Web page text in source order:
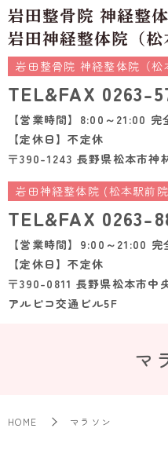
岩田整骨院 神経整体院（松
TEL&FAX 0263-
【営業時間】8:00～21:00 完
【定休日】不定休
〒390-1243 長野県松本市神
岩田神経整体院 (松本駅前
TEL&FAX 0263-
【営業時間】9:00～21:00 完
【定休日】不定休
〒390-0811 長野県松本市中
アルピコ交通ビル5F
マ
HOME マラソン